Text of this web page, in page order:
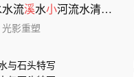
流溪水小河流水清澈天然矿泉水
光影重塑